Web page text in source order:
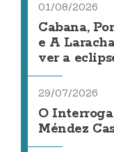
01/08/2026
Cabana,
e A
ver a
29/07/2026
O
Méndez